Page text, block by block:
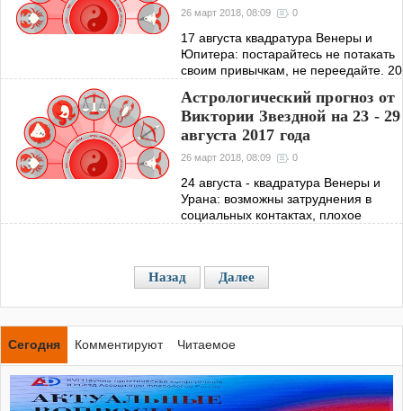
26 март 2018, 08:09 0
17 августа квадратура Венеры и
Юпитера: постарайтесь не потакать
своим привычкам, не переедайте. 20
ждет высокая творческая активность.
21 августа секстиль Марса и
Астрологический прогноз от
Виктории Звездной на 23 - 29
августа 2017 года
26 март 2018, 08:09 0
24 августа - квадратура Венеры и
Урана: возможны затруднения в
социальных контактах, плохое
принесет равновесие в жизненное
пространство. 26
Назад Далее
Сегодня Комментируют Читаемое